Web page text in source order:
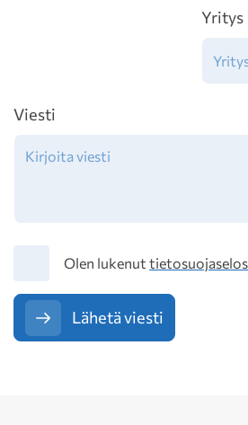
Yritys
Viesti
TietosuojaOlen lukenut
Lähetä viesti